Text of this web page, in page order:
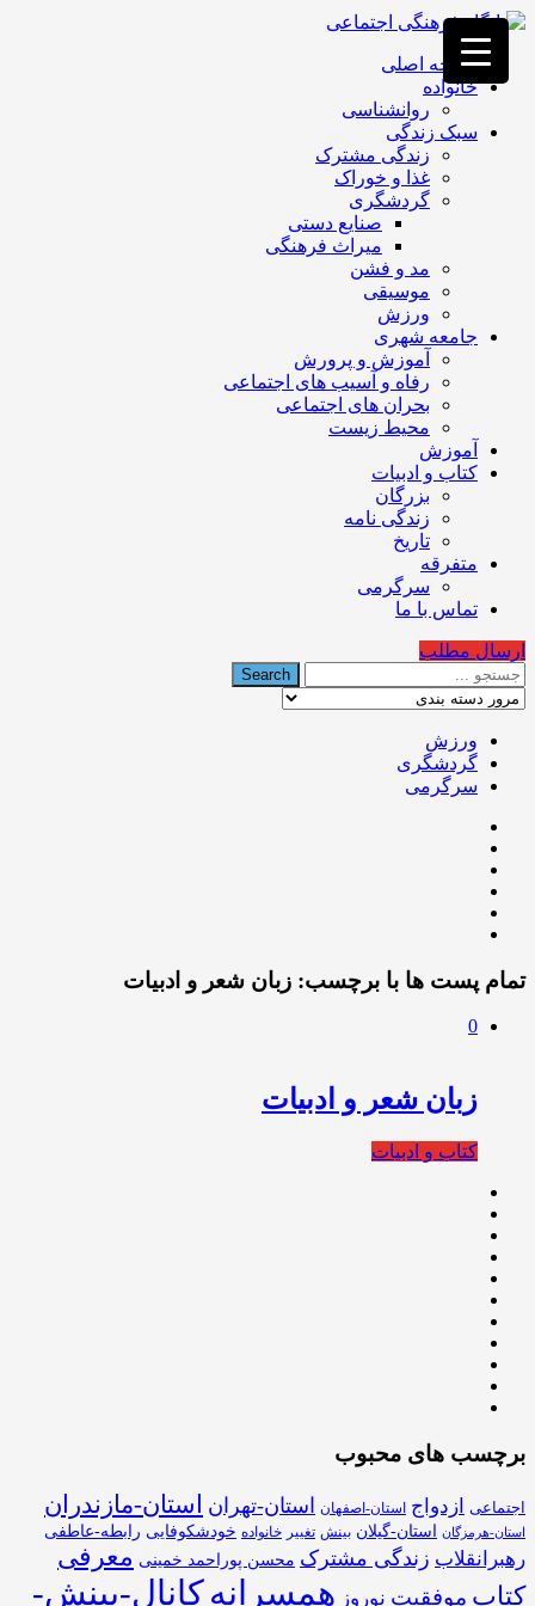
فصد
خون
غرب
تهران
خشکشویی
تصفیه
تهران
صفحه اصلی
خانواده
روانشناسی
سبک زندگی
زندگی مشترک
غذا و خوراک
گردشگری
صنایع دستی
میراث فرهنگی
مد و فشن
موسیقی
ورزش
جامعه شهری
آموزش و پرورش
رفاه و آسیب های اجتماعی
بحران های اجتماعی
محیط زیست
آموزش
کتاب و ادبیات
بزرگان
زندگی نامه
تاریخ
متفرقه
سرگرمی
تماس با ما
ارسال مطلب
ورزش
گردشگری
سرگرمی
تمام پست ها با برچسب: زبان شعر و ادبیات
0
زبان شعر و ادبیات
کتاب و ادبیات
برچسب های محبوب
اجتماعی ازدواج استان-اصفهان استان-تهران استان-مازندران
استان-هرمزگان استان-گیلان بینش تغییر خانواده خودشکوفایی رابطه-عاطفی
رهبرانقلاب زندگی مشترک محسن پوراحمد خمینی معرفی
کتاب موفقیت نوروز همسرانهکانال-بینش-